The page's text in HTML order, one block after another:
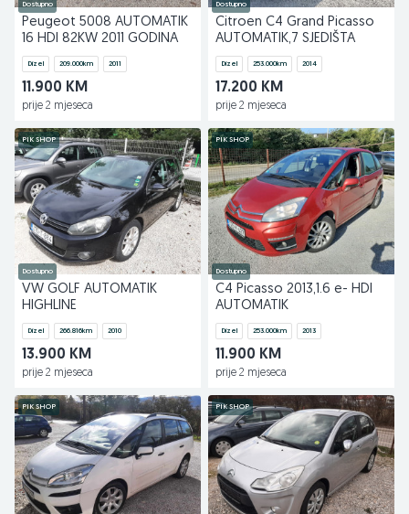
Dostupno
Peugeot 5008 AUTOMATIK
16 HDI 82KW 2011 GODINA
Dizel 209.000km 2011
11.900 KM
prije 2 mjeseca
Dostupno
Citroen C4 Grand Picasso
AUTOMATIK,7 SJEDIŠTA
Dizel 253.000km 2014
17.200 KM
prije 2 mjeseca
PIK SHOP
Dostupno
VW GOLF AUTOMATIK
HIGHLINE
Dizel 266.816km 2010
13.900 KM
prije 2 mjeseca
PIK SHOP
Dostupno
C4 Picasso 2013,1.6 e- HDI
AUTOMATIK
Dizel 253.000km 2013
11.900 KM
prije 2 mjeseca
PIK SHOP PIK SHOP